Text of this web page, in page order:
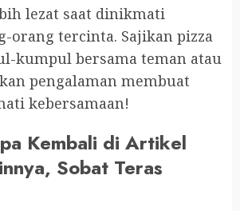
lezat saat dinikmati
orang tercinta. Sajikan pizza
kumpul bersama teman atau
pengalaman membuat
kebersamaan!
Kembali di Artikel
Sobat Teras